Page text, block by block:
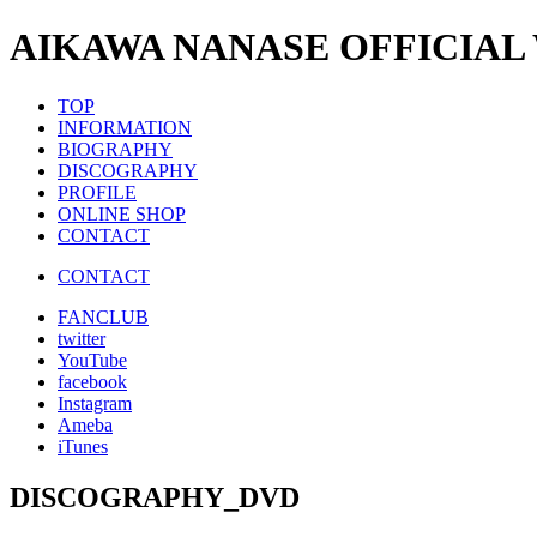
AIKAWA NANASE OFFICIAL
TOP
INFORMATION
BIOGRAPHY
DISCOGRAPHY
PROFILE
ONLINE SHOP
CONTACT
CONTACT
FANCLUB
twitter
YouTube
facebook
Instagram
Ameba
iTunes
DISCOGRAPHY_DVD